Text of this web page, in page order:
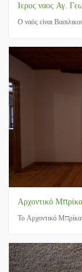
Ιερος ναος Αγ.
Ο ναός είναι
Αρχοντικό
Το Αρχοντικό Μπρίκα